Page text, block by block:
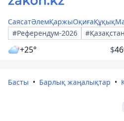
СаясатӘлемҚаржыОқиғаҚұқық
#Референдум-2026
+25° $
Басты Барлық жаңалықтар